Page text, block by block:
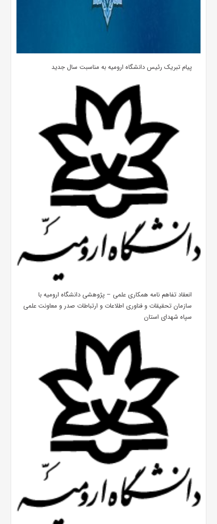
پیام تبریک رئیس دانشگاه ارومیه به مناسبت سال جدید
انعقاد تفاهم نامه همکاری علمی – پژوهشی دانشگاه ارومیه با
سازمان تحقیقات و فناوری اطلاعات و ارتباطات صدر و معاونت علمی
سپاه شهدای استان